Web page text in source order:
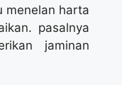
menelan harta
pasalnya
jaminan